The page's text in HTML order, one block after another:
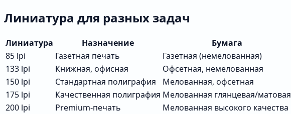
Линиатура для разных задач
Линиатура Назначение
Бумага
85 lpi
Газетная печать
Газетная (немелованная)
133 lpi
Книжная, офисная
Офсетная, немелованная
150 lpi
Стандартная полиграфия
Мелованная, офсетная
175 lpi
Качественная полиграфия Мелованная глянцевая/матовая
200 lpi
Premium-печать
Мелованная высокого качества